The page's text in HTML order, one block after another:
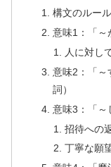
構文のルー
意味1：「～
人に対し
意味2：「～
詞）
意味3：「～
招待への
丁寧な願